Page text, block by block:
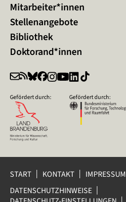
Mitarbeiter*innen
Stellenangebote
Bibliothek
Doktorand*innen
Gefördert durch: Gefördert durch:
START KONTAKT IMPRESSUM
DATENSCHUTZHINWEISE